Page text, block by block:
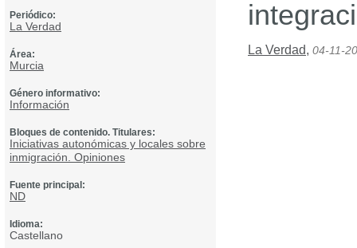
Periódico:
La Verdad
Área:
Murcia
Género informativo:
Información
Bloques de contenido. Titulares:
Iniciativas autonómicas y locales sobre
inmigración. Opiniones
Fuente principal:
ND
Idioma:
Castellano
La Verdad, 04-11-